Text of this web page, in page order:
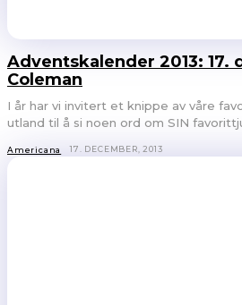
Adventskalender 2013: 17.
Coleman
I år har vi invitert et knippe av våre
utland til å si noen ord om SIN
Americana 17. DECEMBER, 2013